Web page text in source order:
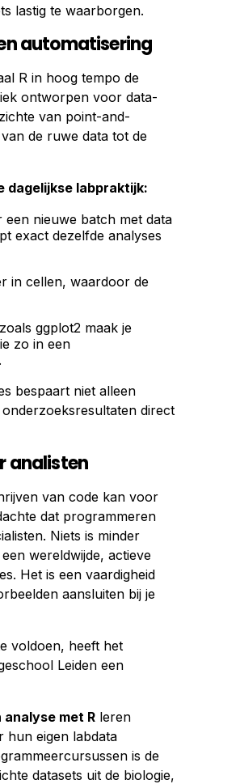
lastig te waarborgen.
automatisering
R in hoog tempo de
ontworpen voor data-
van point-and-
de ruwe data tot de
dagelijkse labpraktijk:
nieuwe batch met data
exact dezelfde analyses
in cellen, waardoor de
ggplot2 maak je
zo in een
bespaart niet alleen
direct
analisten
van code kan voor
dat programmeren
Niets is minder
wereldwijde, actieve
Het is een vaardigheid
aansluiten bij je
voldoen, heeft het
Leiden een
met R leren
hun eigen labdata
is de
datasets uit de biologie,